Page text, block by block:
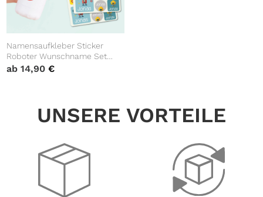
Namensaufkleber Sticker
Roboter Wunschname Set
Aufkleber Robo Schule
ab14,90€
UNSERE VORTEILE